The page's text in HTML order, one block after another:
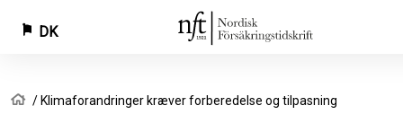
Gå
DK
Brødkrumme
Hjem
Klimaforandringer kræver forberedelse og tilpasning